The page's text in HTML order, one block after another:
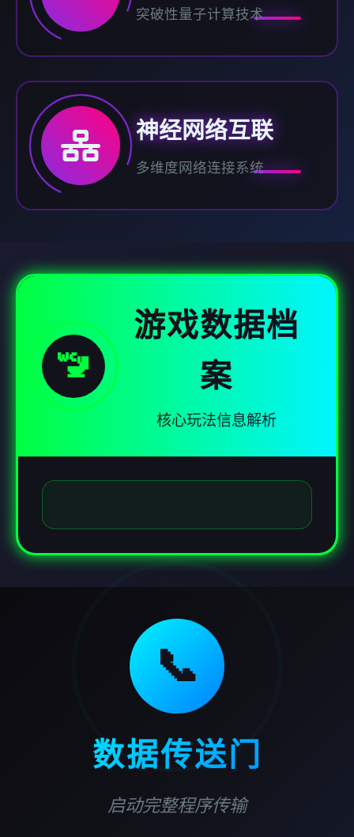
突破性量子计算技术
神经网络互联
多维度网络连接系统
🚾
游戏数据档
案
核心玩法信息解析
📞
数据传送门
启动完整程序传输